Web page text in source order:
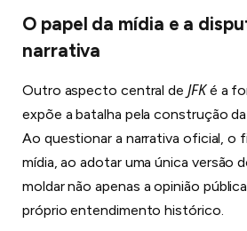
O papel da mídia e a
narrativa
Outro aspecto central de JFKé a
expõe a batalha pela construção
Ao questionar a narrativa oficial, o
mídia, ao adotar uma única versão
moldar não apenas a opinião
próprio entendimento histórico.